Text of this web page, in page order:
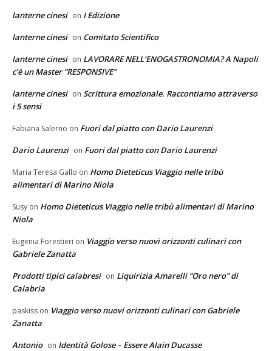
lanterne cinesi on I Edizione
lanterne cinesi on Comitato Scientifico
lanterne cinesi on LAVORARE NELL’ENOGASTRONOMIA? A Napoli
c’è un Master “RESPONSIVE”
lanterne cinesi on Scrittura emozionale. Raccontiamo attraverso
i 5 sensi
Fabiana Salerno on Fuori dal piatto con Dario Laurenzi
Dario Laurenzi on Fuori dal piatto con Dario Laurenzi
Maria Teresa Gallo on Homo Dieteticus Viaggio nelle tribù
alimentari di Marino Niola
Susy on Homo Dieteticus Viaggio nelle tribù alimentari di Marino
Niola
Eugenia Forestieri on Viaggio verso nuovi orizzonti culinari con
Gabriele Zanatta
Prodotti tipici calabresi on Liquirizia Amarelli “Oro nero” di
Calabria
paskiss on Viaggio verso nuovi orizzonti culinari con Gabriele
Zanatta
Antonio on Identità Golose – Essere Alain Ducasse